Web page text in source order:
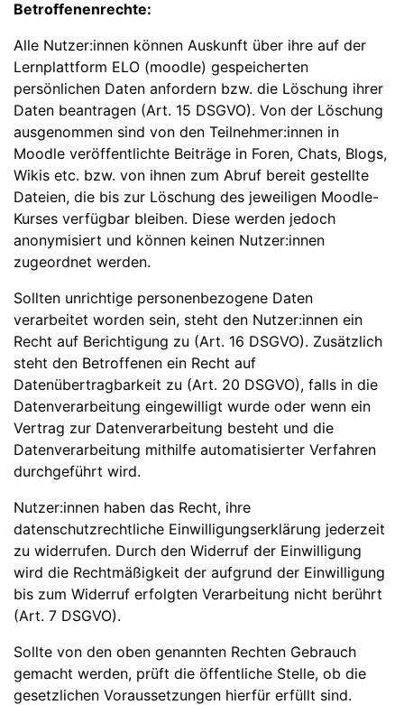
Betroffenenrechte:
Alle Nutzer:innen können Auskunft über ihre auf der
Lernplattform ELO (moodle) gespeicherten
persönlichen Daten anfordern bzw. die Löschung ihrer
Daten beantragen (Art. 15 DSGVO). Von der Löschung
ausgenommen sind von den Teilnehmer:innen in
Moodle veröffentlichte Beiträge in Foren, Chats, Blogs,
Wikis etc. bzw. von ihnen zum Abruf bereit gestellte
Dateien, die bis zur Löschung des jeweiligen Moodle-
Kurses verfügbar bleiben. Diese werden jedoch
anonymisiert und können keinen Nutzer:innen
zugeordnet werden.
Sollten unrichtige personenbezogene Daten
verarbeitet worden sein, steht den Nutzer:innen ein
Recht auf Berichtigung zu (Art. 16 DSGVO). Zusätzlich
steht den Betroffenen ein Recht auf
Datenübertragbarkeit zu (Art. 20 DSGVO), falls in die
Datenverarbeitung eingewilligt wurde oder wenn ein
Vertrag zur Datenverarbeitung besteht und die
Datenverarbeitung mithilfe automatisierter Verfahren
durchgeführt wird.
Nutzer:innen haben das Recht, ihre
datenschutzrechtliche Einwilligungserklärung jederzeit
zu widerrufen. Durch den Widerruf der Einwilligung
wird die Rechtmäßigkeit der aufgrund der Einwilligung
bis zum Widerruf erfolgten Verarbeitung nicht berührt
(Art. 7 DSGVO).
Sollte von den oben genannten Rechten Gebrauch
gemacht werden, prüft die öffentliche Stelle, ob die
gesetzlichen Voraussetzungen hierfür erfüllt sind.